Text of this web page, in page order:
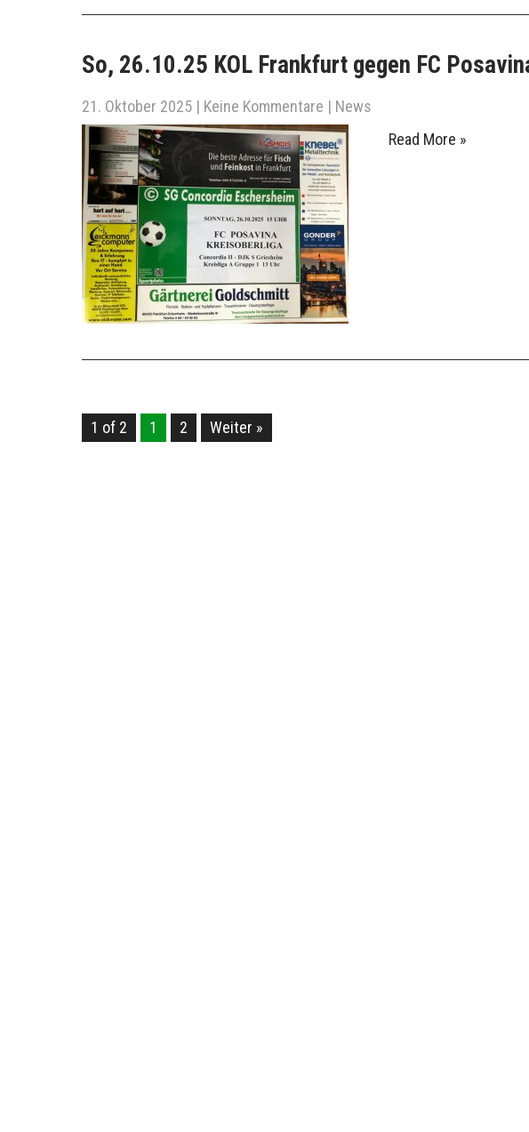
So, 26.10.25 KOL Frankfurt gegen FC
21. Oktober 2025 | Keine Kommentare | News
Read More »
1 of 2 1 2 Weiter »